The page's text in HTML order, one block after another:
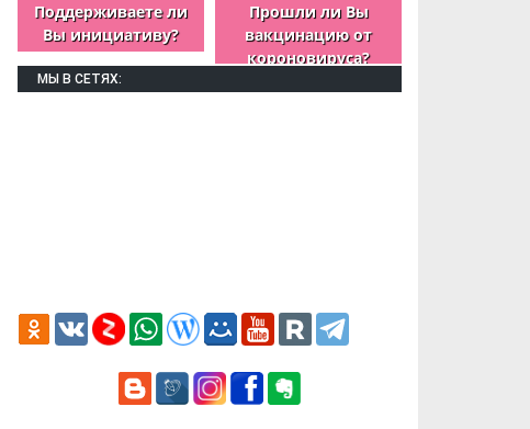
Поддерживаете ли
Вы инициативу?
Прошли ли Вы
вакцинацию от
короновируса?
МЫ В СЕТЯХ: